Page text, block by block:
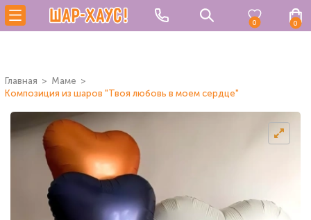
0 0
Главная
Маме
Композиция из шаров "Твоя любовь в моем сердце"